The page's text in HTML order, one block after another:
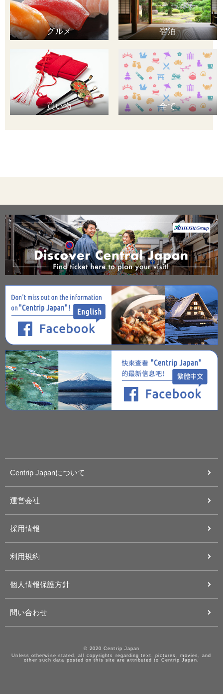
グルメ 宿泊
買い物 全て
Centrip Japanについて
運営会社
採用情報
利用規約
個人情報保護方針
問い合わせ
© 2020 Centrip Japan
Unless otherwise stated, all copyrights regarding text, pictures, movies, and
other such data posted on this site are attributed to Centrip Japan.